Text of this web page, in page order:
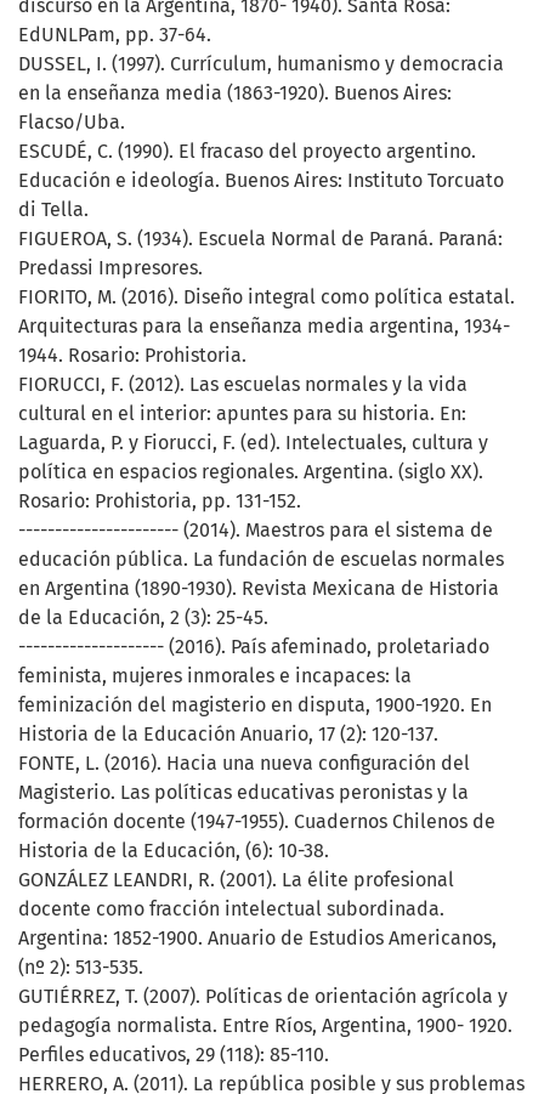
discurso en la Argentina, 1870- 1940). Santa Rosa:
EdUNLPam, pp. 37-64.
DUSSEL, I. (1997). Currículum, humanismo y democracia
en la enseñanza media (1863-1920). Buenos Aires:
Flacso/Uba.
ESCUDÉ, C. (1990). El fracaso del proyecto argentino.
Educación e ideología. Buenos Aires: Instituto Torcuato
di Tella.
FIGUEROA, S. (1934). Escuela Normal de Paraná. Paraná:
Predassi Impresores.
FIORITO, M. (2016). Diseño integral como política estatal.
Arquitecturas para la enseñanza media argentina, 1934-
1944. Rosario: Prohistoria.
FIORUCCI, F. (2012). Las escuelas normales y la vida
cultural en el interior: apuntes para su historia. En:
Laguarda, P. y Fiorucci, F. (ed). Intelectuales, cultura y
política en espacios regionales. Argentina. (siglo XX).
Rosario: Prohistoria, pp. 131-152.
---------------------- (2014). Maestros para el sistema de
educación pública. La fundación de escuelas normales
en Argentina (1890-1930). Revista Mexicana de Historia
de la Educación, 2 (3): 25-45.
-------------------- (2016). País afeminado, proletariado
feminista, mujeres inmorales e incapaces: la
feminización del magisterio en disputa, 1900-1920. En
Historia de la Educación Anuario, 17 (2): 120-137.
FONTE, L. (2016). Hacia una nueva configuración del
Magisterio. Las políticas educativas peronistas y la
formación docente (1947-1955). Cuadernos Chilenos de
Historia de la Educación, (6): 10-38.
GONZÁLEZ LEANDRI, R. (2001). La élite profesional
docente como fracción intelectual subordinada.
Argentina: 1852-1900. Anuario de Estudios Americanos,
(nº 2): 513-535.
GUTIÉRREZ, T. (2007). Políticas de orientación agrícola y
pedagogía normalista. Entre Ríos, Argentina, 1900- 1920.
Perfiles educativos, 29 (118): 85-110.
HERRERO, A. (2011). La república posible y sus problemas